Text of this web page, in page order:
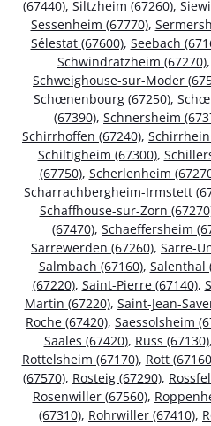
(67440), Siltzheim (67260),
Sessenheim (67770),
Sélestat (67600), Seebach
Schwindratzheim (67270),
Schweighouse-sur-Moder
Schœnenbourg (67250),
(67390), Schnersheim
Schirrhoffen (67240), Schirrhein
Schiltigheim (67300),
(67750), Scherlenheim
Scharrachbergheim-Irmstett
Schaffhouse-sur-Zorn
(67470), Schaeffersheim
Sarrewerden (67260), Sarre-
Salmbach (67160), Salenthal
(67220), Saint-Pierre (67140),
Martin (67220), Saint-Jean-
Roche (67420), Saessolsheim
Saales (67420), Russ (67130),
Rottelsheim (67170), Rott
(67570), Rosteig (67290),
Rosenwiller (67560),
(67310), Rohrwiller (67410),